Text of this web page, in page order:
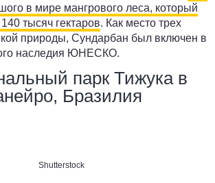
в мире мангрового леса, который
тысяч гектаров. Как место трех
природы, Сундарбан был включен в
наследия ЮНЕСКО.
парк Тижука в
Бразилия
Shutterstock